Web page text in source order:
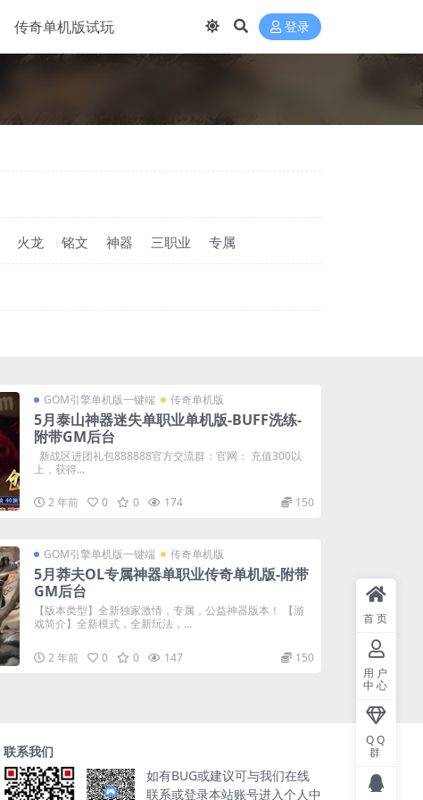
传奇单机版试玩 登录
火龙 铭文 神器 三职业 专属
GOM引擎单机版一键端 传奇单机版
5月泰山神器迷失单职业单机版-BUFF洗练-
附带GM后台
新战区进团礼包888888官方交流群：官网： 充值300以
上，获得...
2 年前 0 0 174 150
GOM引擎单机版一键端 传奇单机版
5月莽夫OL专属神器单职业传奇单机版-附带
GM后台
【版本类型】全新独家激情，专属，公益神器版本！ 【游
戏简介】全新模式，全新玩法，...
2 年前 0 0 147 150
联系我们
如有BUG或建议可与我们在线
联系或登录本站账号进入个人中
首页
用户
中心
QQ
群